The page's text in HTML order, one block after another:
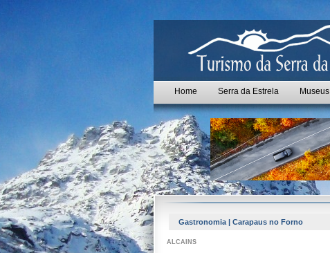
Home Serra da Estrela Museus
Gastronomia | Carapaus no Forno
ALCAINS